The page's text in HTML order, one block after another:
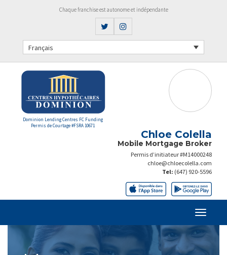
Chaque franchise est autonome et indépendante
Français
Dominion Lending Centres FC Funding
Permis de Courtage #FSRA 10671
Chloe Colella
Mobile Mortgage Broker
Permis d’initiateur #M14000248
chloe@chloecolella.com
Tel: (647) 920-5596